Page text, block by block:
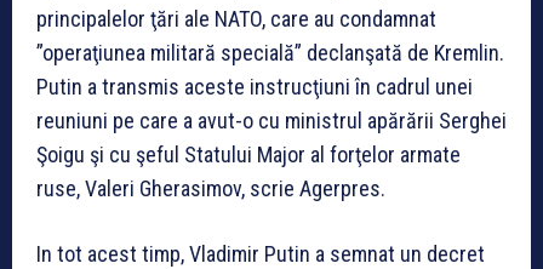
principalelor ţări ale NATO, care au condamnat
”operaţiunea militară specială” declanşată de Kremlin.
Putin a transmis aceste instrucţiuni în cadrul unei
reuniuni pe care a avut-o cu ministrul apărării Serghei
Şoigu şi cu şeful Statului Major al forţelor armate
ruse, Valeri Gherasimov, scrie Agerpres.
In tot acest timp, Vladimir Putin a semnat un decret